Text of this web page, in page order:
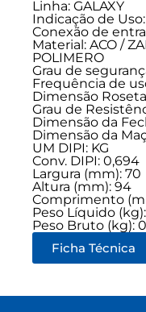
Linha: GALAXY
Indicação de Uso:
Conexão de
Material: ACO /
POLIMERO
Grau de
Frequência de
Dimensão
Grau de
Dimensão da
Dimensão da
UM DIPI: KG
Conv. DIPI: 0,694
Largura (mm): 70
Altura (mm): 94
Comprimento
Peso Líquido
Peso Bruto (kg):
Ficha Técnica